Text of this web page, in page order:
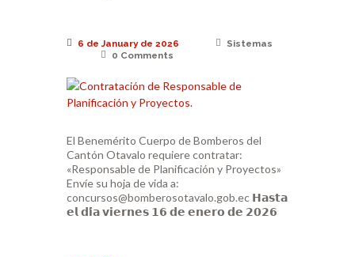
6 de January de 2026
Sistemas
0 Comments
El Benemérito Cuerpo de Bomberos del
Cantón Otavalo requiere contratar:
«Responsable de Planificación y Proyectos»
Envíe su hoja de vida a:
concursos@bomberosotavalo.gob.ec 𝗛𝗮𝘀𝘁𝗮
𝗲𝗹 𝗱𝗶́𝗮 𝘃𝗶𝗲𝗿𝗻𝗲𝘀 𝟭𝟲 𝗱𝗲 𝗲𝗻𝗲𝗿𝗼 𝗱𝗲 𝟮𝟬𝟮𝟲